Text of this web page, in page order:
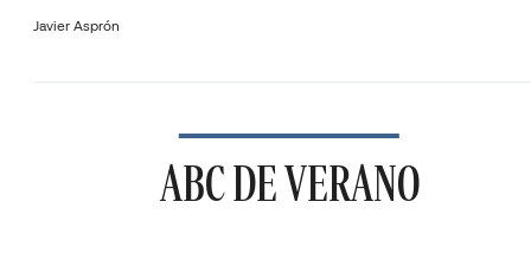
Javier Asprón
ABC DE VERANO